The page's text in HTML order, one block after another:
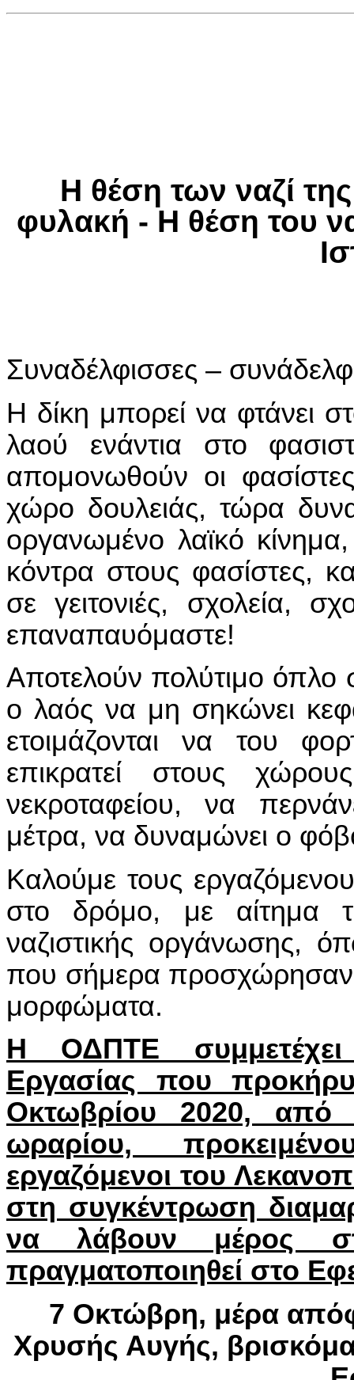
Η θέση των ναζί
φυλακή - Η θέση του
Συναδέλφισσες –
Η δίκη μπορεί να φτάνει
λαού ενάντια στο
απομονωθούν οι
χώρο δουλειάς, τώρα
οργανωμένο λαϊκό
κόντρα στους φασίστες,
σε γειτονιές, σχολεία,
επαναπαυόμαστε!
Αποτελούν πολύτιμο όπλο
ο λαός να μη σηκώνει
ετοιμάζονται να του
επικρατεί στους
νεκροταφείου, να
μέτρα, να δυναμώνει ο
Καλούμε τους
στο δρόμο, με αίτημα
ναζιστικής οργάνωσης,
που σήμερα προσχώρησαν
μορφώματα.
Η ΟΔΠΤΕ
Εργασίας που
Οκτωβρίου 2020,
ωραρίου,
εργαζόμενοι του
στη συγκέντρωση
να λάβουν μέρος
πραγματοποιηθεί στο
7 Οκτώβρη, μέρα
Χρυσής Αυγής,